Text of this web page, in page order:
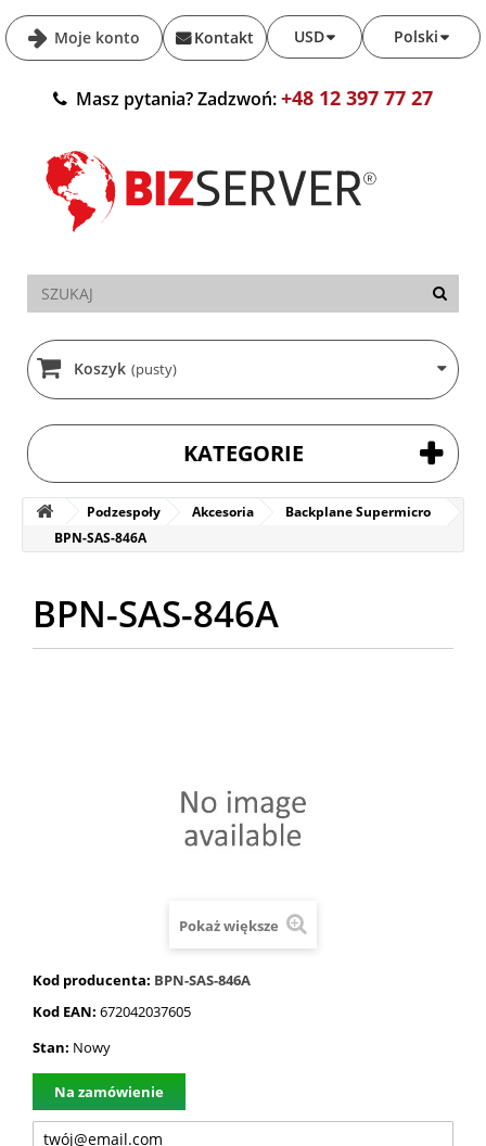
Moje konto Polski
USD
Kontakt
Masz pytania? Zadzwoń:+48 12 397 77 27
Koszyk (pusty)
KATEGORIE
Podzespoły Akcesoria
Backplane Supermicro
BPN-SAS-846A
BPN-SAS-846A
Pokaż większe
Kod producenta: BPN-SAS-846A
Kod EAN: 672042037605
Stan: Nowy
Na zamówienie